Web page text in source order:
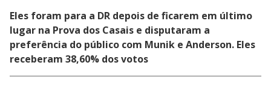
Eles foram para a DR depois de ficarem em último
lugar na Prova dos Casais e disputaram a
preferência do público com Munik e Anderson. Eles
receberam 38,60% dos votos